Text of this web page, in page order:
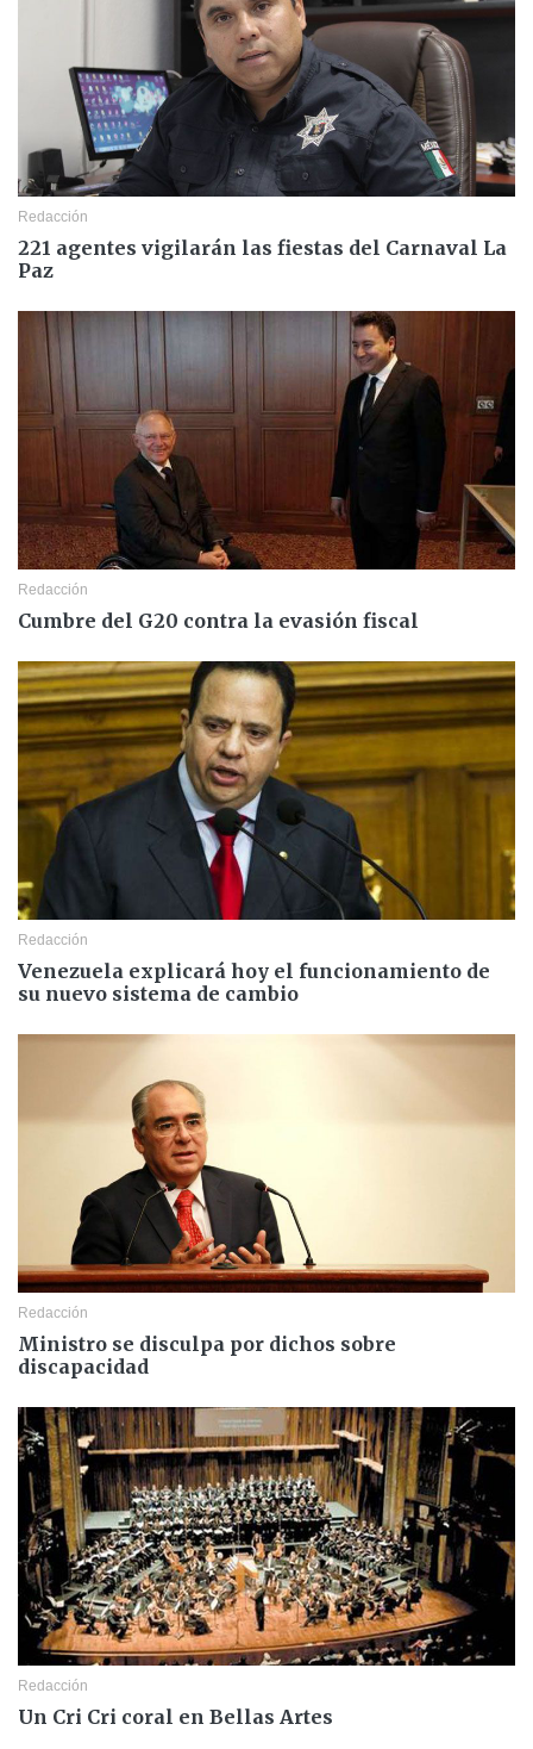
Redacción
221 agentes vigilarán las fiestas del Carnaval La
Paz
Redacción
Cumbre del G20 contra la evasión fiscal
Redacción
Venezuela explicará hoy el funcionamiento de
su nuevo sistema de cambio
Redacción
Ministro se disculpa por dichos sobre
discapacidad
Redacción
Un Cri Cri coral en Bellas Artes